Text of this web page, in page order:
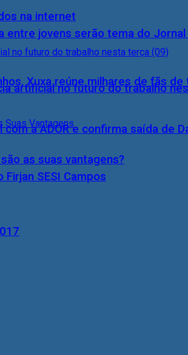
na internet
artificial no futuro do trabalho
as suas vantagens?
entre jovens serão tema do
Xuxa reúne milhares de fãs
a ADOR e confirma saída de
SESI Campos